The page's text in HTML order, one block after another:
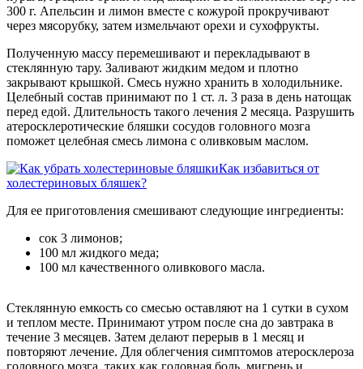
300 г. Апельсин и лимон вместе с кожурой прокручивают
через мясорубку, затем измельчают орехи и сухофрукты.
Полученную массу перемешивают и перекладывают в
стеклянную тару. Заливают жидким медом и плотно
закрывают крышкой. Смесь нужно хранить в холодильнике.
Целебный состав принимают по 1 ст. л. 3 раза в день натощак
перед едой. Длительность такого лечения 2 месяца. Разрушить
атеросклеротические бляшки сосудов головного мозга
поможет целебная смесь лимона с оливковым маслом.
Как избавиться от
холестериновых бляшек?
Для ее приготовления смешивают следующие ингредиенты:
сок 3 лимонов;
100 мл жидкого меда;
100 мл качественного оливкового масла.
Стеклянную емкость со смесью оставляют на 1 сутки в сухом
и теплом месте. Принимают утром после сна до завтрака в
течение 3 месяцев. Затем делают перерыв в 1 месяц и
повторяют лечение. Для облегчения симптомов атеросклероза
головного мозга, таких как головная боль, мигрень и